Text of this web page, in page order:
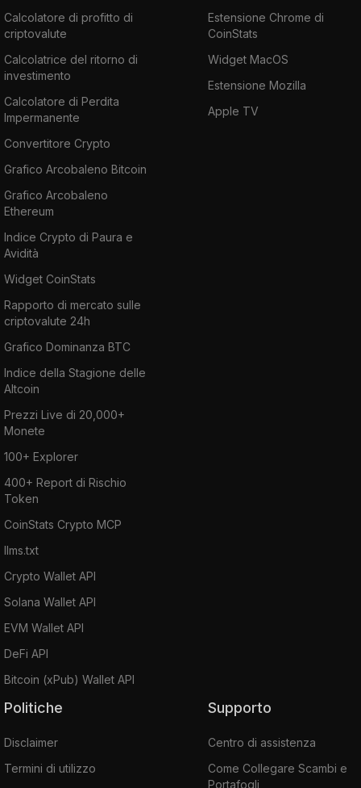
Calcolatore di profitto di
criptovalute
Calcolatrice del ritorno di
investimento
Calcolatore di Perdita
Impermanente
Convertitore Crypto
Grafico Arcobaleno Bitcoin
Grafico Arcobaleno
Ethereum
Indice Crypto di Paura e
Avidità
Widget CoinStats
Rapporto di mercato sulle
criptovalute 24h
Grafico Dominanza BTC
Indice della Stagione delle
Altcoin
Prezzi Live di 20,000+
Monete
100+ Explorer
400+ Report di Rischio
Token
CoinStats Crypto MCP
llms.txt
Crypto Wallet API
Solana Wallet API
EVM Wallet API
DeFi API
Bitcoin (xPub) Wallet API
Estensione Chrome di
CoinStats
Widget MacOS
Estensione Mozilla
Apple TV
Politiche
Disclaimer
Termini di utilizzo
Supporto
Centro di assistenza
Come Collegare Scambi e
Portafogli